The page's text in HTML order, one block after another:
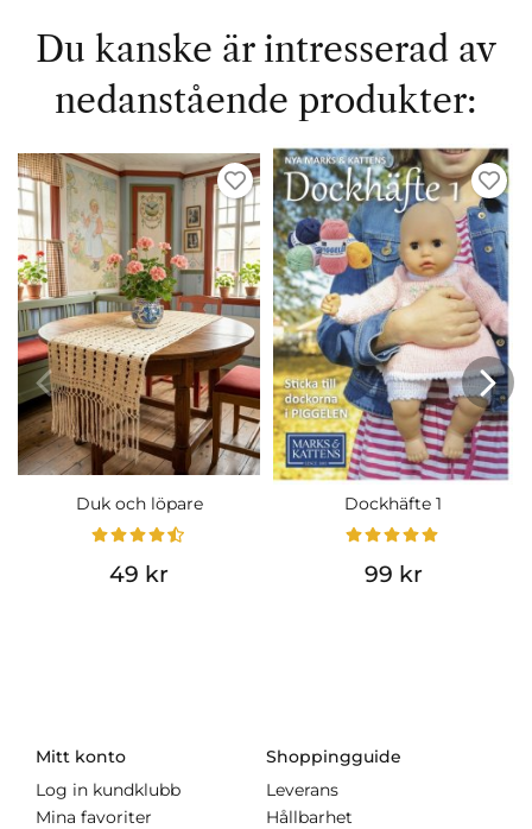
Du kanske är intresserad av
nedanstående produkter:
Duk och löpare
49 kr
Dockhäfte 1
99 kr
Mitt konto
Log in kundklubb
Mina favoriter
Shoppingguide
Leverans
Hållbarhet